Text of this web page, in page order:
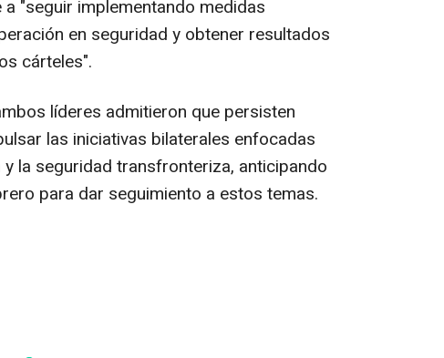
"seguir implementando medidas
en seguridad y obtener resultados
cárteles".
líderes admitieron que persisten
las iniciativas bilaterales enfocadas
la seguridad transfronteriza, anticipando
para dar seguimiento a estos temas.